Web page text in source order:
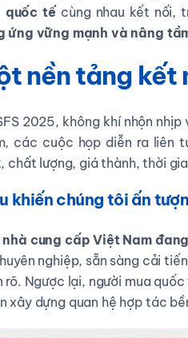
quốc tếcùng nhau kết nối,
ứng vững mạnh và nâng
nền tảng kết
2025, không khí nhộn
các cuộc họp diễn ra liên
chất lượng, giá thành, thời
khiến chúng tôi ấn
nhà cung cấp Việt Nam
nghiệp, sẵn sàng cải
rõ. Ngược lại, người mua
xây dựng quan hệ hợp tác